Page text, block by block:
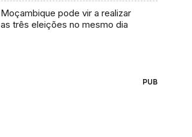
Moçambique pode vir a realizar
as três eleições no mesmo dia
PUB